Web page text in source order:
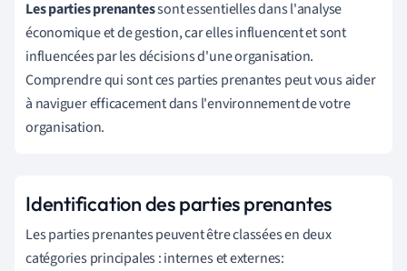
Les parties prenantessont essentielles dans l'analyse
économique et de gestion, car elles influencent et sont
influencées par les décisions d'une organisation.
Comprendre qui sont ces parties prenantes peut vous aider
à naviguer efficacement dans l'environnement de votre
organisation.
Identification des parties prenantes
Les parties prenantes peuvent être classées en deux
catégories principales : internes et externes: